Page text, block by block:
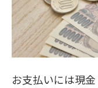
お支払いには現